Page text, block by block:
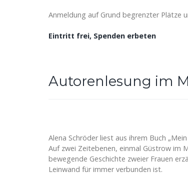
Anmeldung auf Grund begrenzter Plätze
Eintritt frei, Spenden erbeten
Autorenlesung im
Alena Schröder liest aus ihrem Buch
Auf zwei Zeitebenen, einmal Güstrow im
bewegende Geschichte zweier Frauen
Leinwand für immer verbunden ist.